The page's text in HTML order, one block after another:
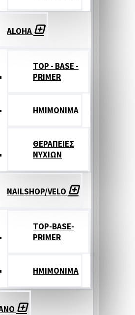
ALOHA
TOP - BASE -
PRIMER
ΗΜΙΜΟΝΙΜΑ
ΘΕΡΑΠΕΙΕΣ
ΝΥΧΙΩΝ
NAILSHOP/VELO
TOP-BASE-
PRIMER
ΗΜΙΜΟΝΙΜΑ